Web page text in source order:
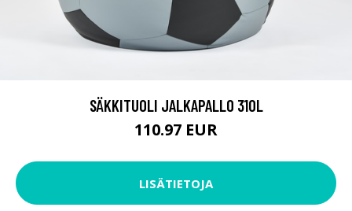
SÄKKITUOLI JALKAPALLO 310L
110.97 EUR
LISÄTIETOJA